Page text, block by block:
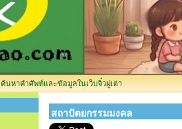
ค้นหาคำศัพท์และข้อมูลในเว็บจิ๋วฝูเต่า
สถาปัตยกรรมมงคล